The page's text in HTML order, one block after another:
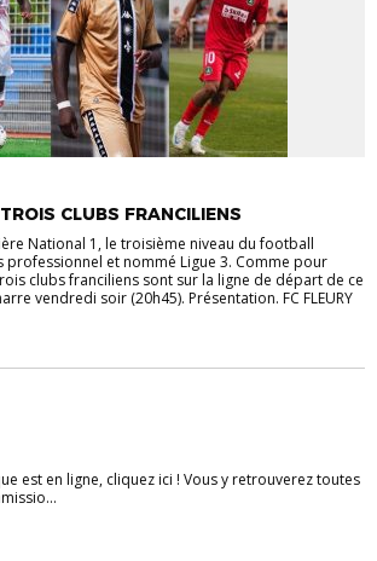
CLUBS FRANCILIENS
National 1, le troisième niveau du football
professionnel et nommé Ligue 3. Comme pour
clubs franciliens sont sur la ligne de départ de ce
vendredi soir (20h45). Présentation. FC FLEURY
est en ligne, cliquez ici ! Vous y retrouverez toutes